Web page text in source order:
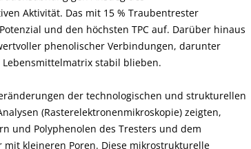
Aktivität. Das mit 15 % Traubentrester
und den höchsten TPC auf. Darüber hinaus
phenolischer Verbindungen, darunter
stabil blieben.
der technologischen und strukturellen
(Rasterelektronenmikroskopie) zeigten,
und Polyphenolen des Tresters und dem
kleineren Poren. Diese mikrostrukturelle